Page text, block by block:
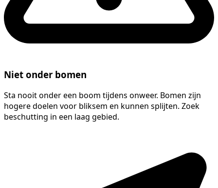
Niet onder bomen
Sta nooit onder een boom tijdens onweer. Bomen zijn
hogere doelen voor bliksem en kunnen splijten. Zoek
beschutting in een laag gebied.